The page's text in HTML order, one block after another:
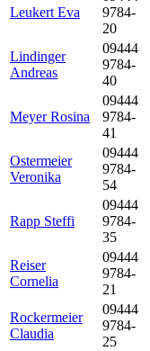
Leukert Eva
9784-
20
Lindinger
Andreas
09444
9784-
40
Meyer Rosina
09444
9784-
41
Ostermeier
Veronika
09444
9784-
54
Rapp Steffi
09444
9784-
35
Reiser
Cornelia
09444
9784-
21
Rockermeier
Claudia
09444
9784-
25